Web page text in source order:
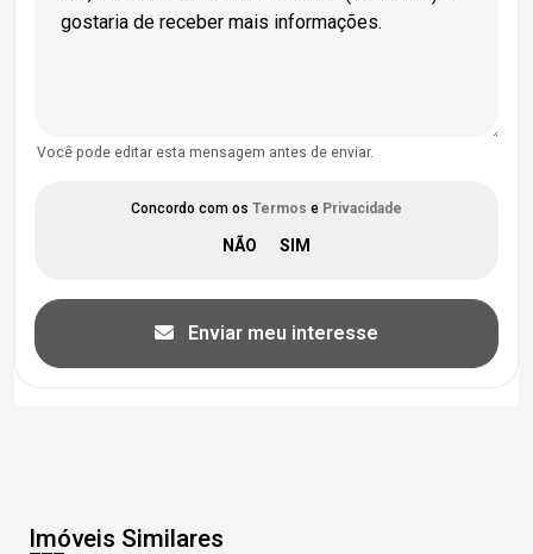
Você pode editar esta mensagem antes de enviar.
Concordo com os Termos e Privacidade
Enviar meu interesse
Imóveis Similares